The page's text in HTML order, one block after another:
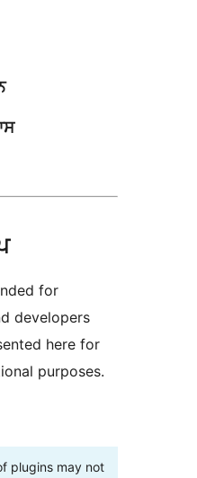
for
developers
here for
purposes.
plugins may not